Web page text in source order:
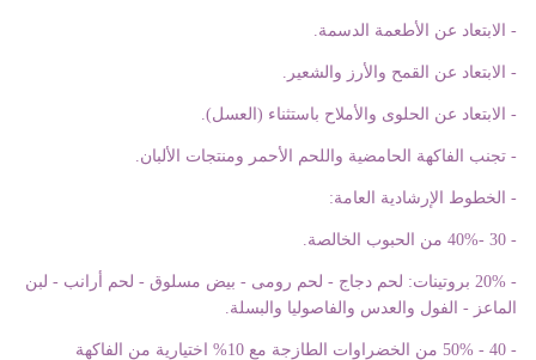
- الابتعاد عن الأطعمة الدسمة.
- الابتعاد عن القمح والأرز والشعير.
- الابتعاد عن الحلوى والأملاح باستثناء (العسل).
- تجنب الفاكهة الحامضية واللحم الأحمر ومنتجات الألبان.
- الخطوط الإرشادية العامة:
- 30 -40% من الحبوب الخالصة.
- 20% بروتينات: لحم دجاج - لحم رومى - بيض مسلوق - لحم أرانب - لبن
الماعز - الفول والعدس والفاصوليا والبسلة.
- 40 - 50% من الخضراوات الطازجة مع 10% اختيارية من الفاكهة